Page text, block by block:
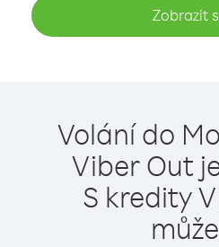
Zobrazit
Volání do
Viber Out
S kredity